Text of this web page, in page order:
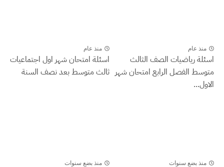
منذ عام
اسئلة رياضيات الصف الثالث
متوسط الفصل الرابع امتحان شهر
الاول...
منذ عام
اسئلة امتحان شهر اول اجتماعيات
ثالث متوسط بعد نصف السنة
منذ بضع سنوات منذ بضع سنوات